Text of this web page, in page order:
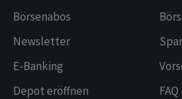
Börsenabos
Newsletter
E-Banking
Depot eröffnen
FAQ